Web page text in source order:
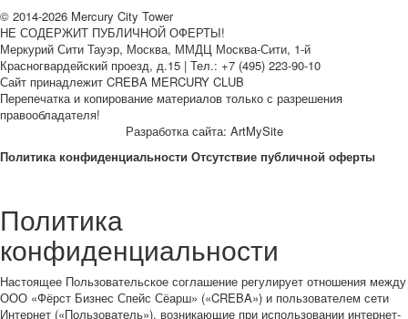
© 2014-2026 Mercury City Tower
НЕ СОДЕРЖИТ ПУБЛИЧНОЙ ОФЕРТЫ!
Меркурий Сити Тауэр, Москва, ММДЦ Москва-Сити, 1-й
Красногвардейский проезд, д.15 | Тел.: +7 (495) 223-90-10
Сайт принадлежит CREBA MERCURY CLUB
Перепечатка и копирование материалов только с разрешения
правообладателя!
Разработка сайта: ArtMySite
Политика конфиденциальности Отсутствие публичной оферты
Политика
конфиденциальности
Настоящее Пользовательское соглашение регулирует отношения между
ООО «Фёрст Бизнес Спейс Сёарш» («CREBA») и пользователем сети
Интернет («Пользователь»), возникающие при использовании интернет-